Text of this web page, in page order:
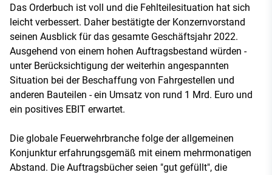
Das Orderbuch ist voll und die Fehlteilesituation hat sich
leicht verbessert. Daher bestätigte der Konzernvorstand
seinen Ausblick für das gesamte Geschäftsjahr 2022.
Ausgehend von einem hohen Auftragsbestand würden -
unter Berücksichtigung der weiterhin angespannten
Situation bei der Beschaffung von Fahrgestellen und
anderen Bauteilen - ein Umsatz von rund 1 Mrd. Euro und
ein positives EBIT erwartet.
Die globale Feuerwehrbranche folge der allgemeinen
Konjunktur erfahrungsgemäß mit einem mehrmonatigen
Abstand. Die Auftragsbücher seien "gut gefüllt", die